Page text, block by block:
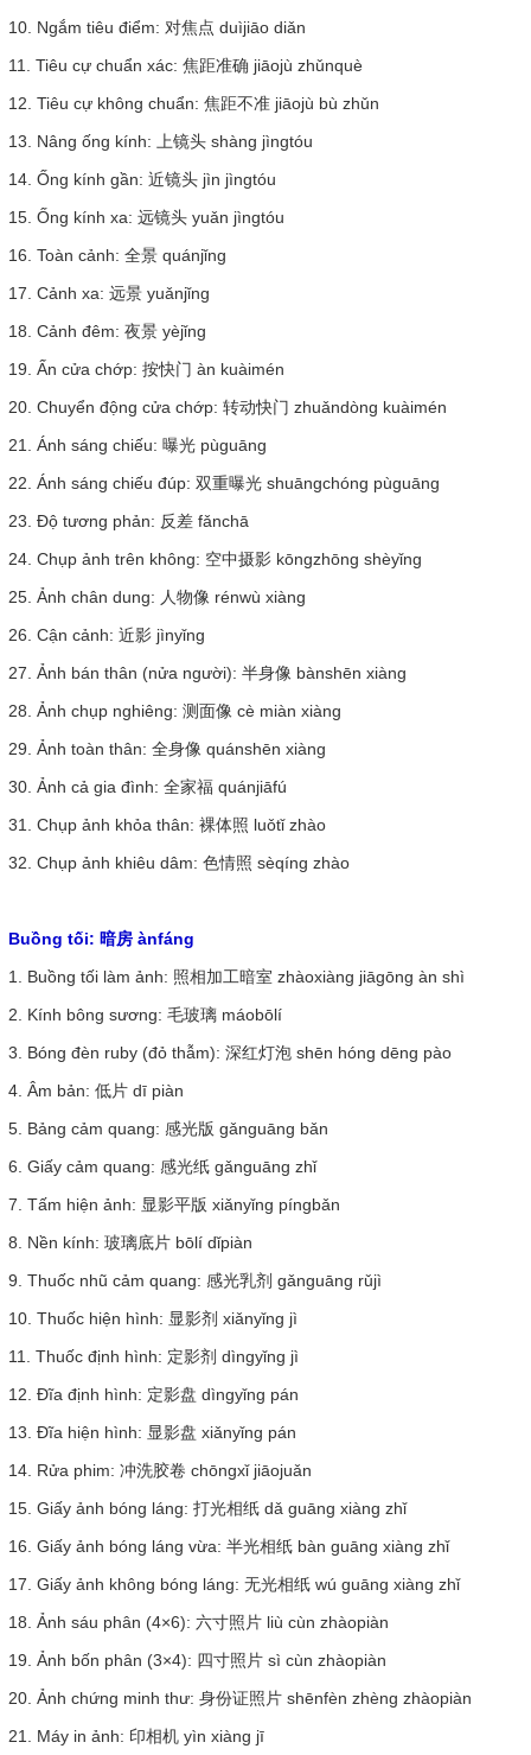
10. Ngắm tiêu điểm: 对焦点 duìjiāo diǎn
11. Tiêu cự chuẩn xác: 焦距准确 jiāojù zhǔnquè
12. Tiêu cự không chuẩn: 焦距不准 jiāojù bù zhǔn
13. Nâng ống kính: 上镜头 shàng jìngtóu
14. Ống kính gần: 近镜头 jìn jìngtóu
15. Ống kính xa: 远镜头 yuǎn jìngtóu
16. Toàn cảnh: 全景 quánjǐng
17. Cảnh xa: 远景 yuǎnjǐng
18. Cảnh đêm: 夜景 yèjǐng
19. Ấn cửa chớp: 按快门 àn kuàimén
20. Chuyển động cửa chớp: 转动快门 zhuǎndòng kuàimén
21. Ánh sáng chiếu: 曝光 pùguāng
22. Ánh sáng chiếu đúp: 双重曝光 shuāngchóng pùguāng
23. Độ tương phản: 反差 fǎnchā
24. Chụp ảnh trên không: 空中摄影 kōngzhōng shèyǐng
25. Ảnh chân dung: 人物像 rénwù xiàng
26. Cận cảnh: 近影 jìnyǐng
27. Ảnh bán thân (nửa người): 半身像 bànshēn xiàng
28. Ảnh chụp nghiêng: 测面像 cè miàn xiàng
29. Ảnh toàn thân: 全身像 quánshēn xiàng
30. Ảnh cả gia đình: 全家福 quánjiāfú
31. Chụp ảnh khỏa thân: 裸体照 luǒtǐ zhào
32. Chụp ảnh khiêu dâm: 色情照 sèqíng zhào
Buồng tối: 暗房 ànfáng
1. Buồng tối làm ảnh: 照相加工暗室 zhàoxiàng jiāgōng àn shì
2. Kính bông sương: 毛玻璃 máobōlí
3. Bóng đèn ruby (đỏ thẫm): 深红灯泡 shēn hóng dēng pào
4. Âm bản: 低片 dī piàn
5. Bảng cảm quang: 感光版 gǎnguāng bǎn
6. Giấy cảm quang: 感光纸 gǎnguāng zhǐ
7. Tấm hiện ảnh: 显影平版 xiǎnyǐng píngbǎn
8. Nền kính: 玻璃底片 bōlí dǐpiàn
9. Thuốc nhũ cảm quang: 感光乳剂 gǎnguāng rǔjì
10. Thuốc hiện hình: 显影剂 xiǎnyǐng jì
11. Thuốc định hình: 定影剂 dìngyǐng jì
12. Đĩa định hình: 定影盘 dìngyǐng pán
13. Đĩa hiện hình: 显影盘 xiǎnyǐng pán
14. Rửa phim: 冲洗胶卷 chōngxǐ jiāojuǎn
15. Giấy ảnh bóng láng: 打光相纸 dǎ guāng xiàng zhǐ
16. Giấy ảnh bóng láng vừa: 半光相纸 bàn guāng xiàng zhǐ
17. Giấy ảnh không bóng láng: 无光相纸 wú guāng xiàng zhǐ
18. Ảnh sáu phân (4×6): 六寸照片 liù cùn zhàopiàn
19. Ảnh bốn phân (3×4): 四寸照片 sì cùn zhàopiàn
20. Ảnh chứng minh thư: 身份证照片 shēnfèn zhèng zhàopiàn
21. Máy in ảnh: 印相机 yìn xiàng jī